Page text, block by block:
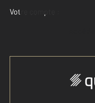
Votre compte :